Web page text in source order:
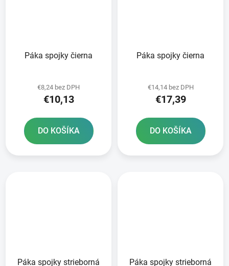
Páka spojky čierna
€8,24 bez DPH
€10,13
DO KOŠÍKA
Páka spojky čierna
€14,14 bez DPH
€17,39
DO KOŠÍKA
Páka spojky strieborná Páka spojky strieborná